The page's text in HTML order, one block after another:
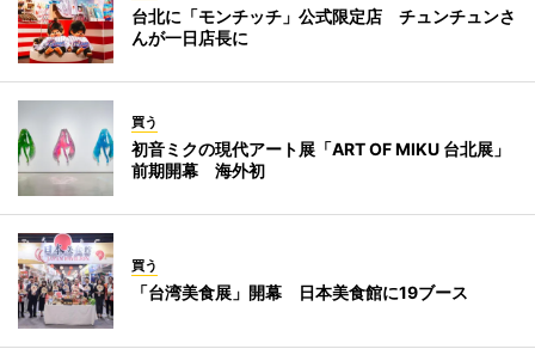
台北に「モンチッチ」公式限定店 チュンチュンさ
んが一日店長に
買う
初音ミクの現代アート展「ART OF MIKU 台北展」
前期開幕 海外初
買う
「台湾美食展」開幕 日本美食館に19ブース